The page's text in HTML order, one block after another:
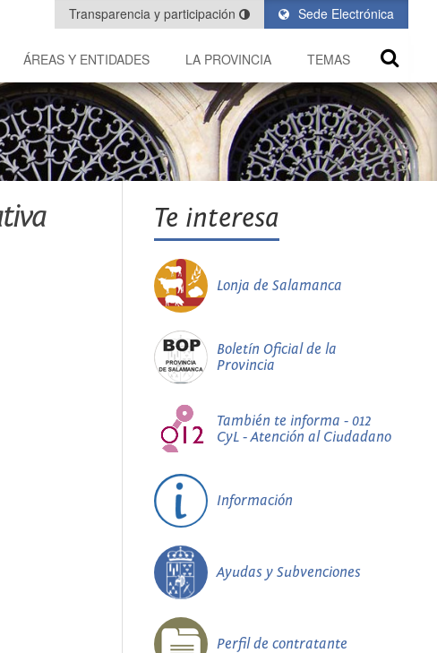
Sede Electrónica
Transparencia y participación
ÁREAS Y ENTIDADES LA PROVINCIA TEMAS
Te interesa
Lonja de Salamanca
Boletín Oficial de la
Provincia
También te informa - 012
CyL - Atención al Ciudadano
Información
Ayudas y Subvenciones
Perfil de contratante